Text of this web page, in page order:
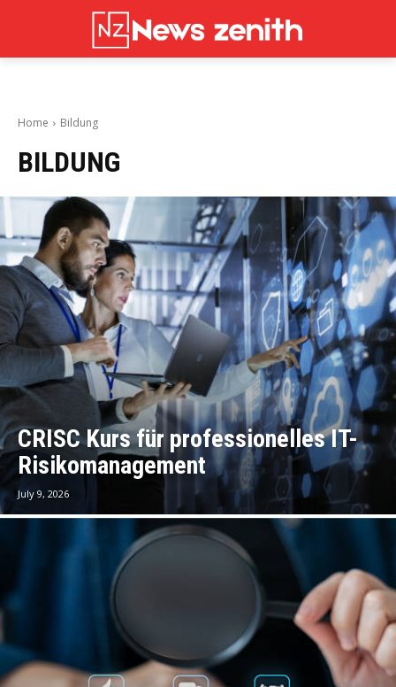
Home Bildung
BILDUNG
CRISC Kurs für professionelles IT-
Risikomanagement
July 9, 2026